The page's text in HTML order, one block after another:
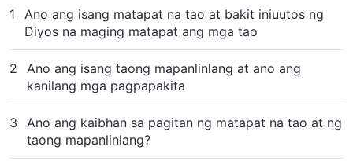
1
Ano ang isang matapat na tao at bakit iniuutos ng
Diyos na maging matapat ang mga tao
2
Ano ang isang taong mapanlinlang at ano ang
kanilang mga pagpapakita
3
Ano ang kaibhan sa pagitan ng matapat na tao at ng
taong mapanlinlang?